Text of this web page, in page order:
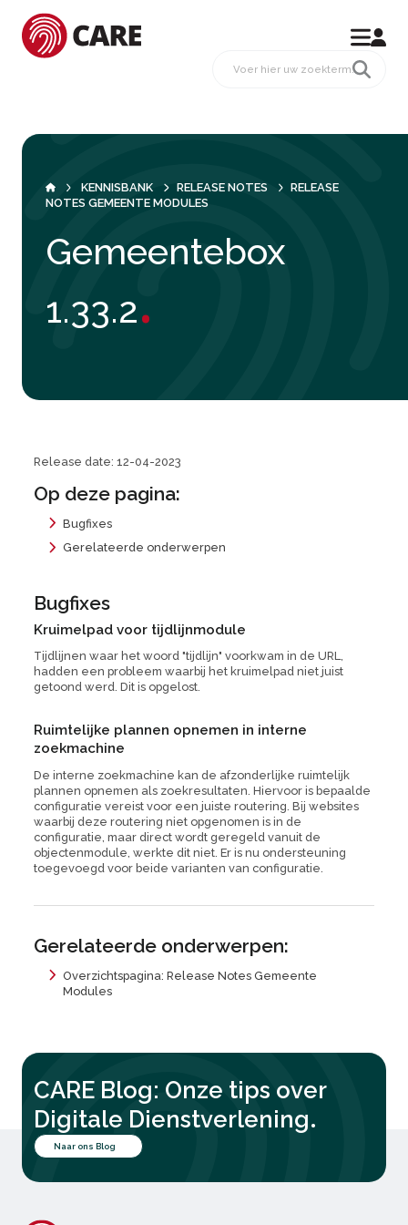
KENNISBANK RELEASE NOTES
RELEASE
NOTES GEMEENTE MODULES
Gemeentebox
1.33.2.
Release date: 12-04-2023
Op deze pagina:
Bugfixes
Gerelateerde onderwerpen
Bugfixes
Kruimelpad voor tijdlijnmodule
Tijdlijnen waar het woord "tijdlijn" voorkwam in de URL,
hadden een probleem waarbij het kruimelpad niet juist
getoond werd. Dit is opgelost.
Ruimtelijke plannen opnemen in interne
zoekmachine
De interne zoekmachine kan de afzonderlijke ruimtelijk
plannen opnemen als zoekresultaten. Hiervoor is bepaalde
configuratie vereist voor een juiste routering. Bij websites
waarbij deze routering niet opgenomen is in de
configuratie, maar direct wordt geregeld vanuit de
objectenmodule, werkte dit niet. Er is nu ondersteuning
toegevoegd voor beide varianten van configuratie.
Gerelateerde onderwerpen:
Overzichtspagina: Release Notes Gemeente
Modules
CARE Blog: Onze tips over
Digitale Dienstverlening.
Naar ons Blog